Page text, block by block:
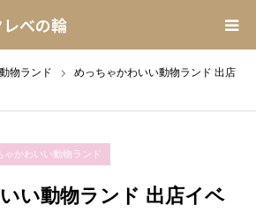
べの輪
物ランド
めっちゃかわいい動物ランド 出店
ゃかわいい動物ランド
い動物ランド 出店イベ